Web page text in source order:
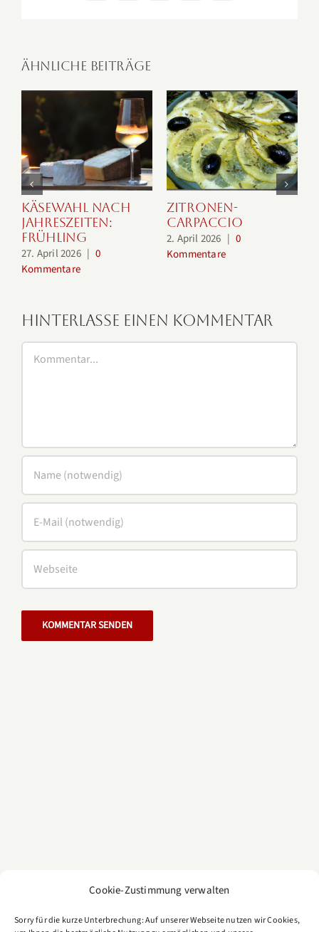
Cookie-Zustimmung verwalten
Sorry für die kurze Unterbrechung: Auf unserer Webseite nutzen wir Cookies,
Ähnliche Beiträge
Käsewahl nach
Jahreszeiten:
Frühling
27. April 2026 | 0
Kommentare
Zitronen-
Carpaccio
2. April 2026 | 0
Kommentare
Hinterlasse einen Kommentar
Kommentar